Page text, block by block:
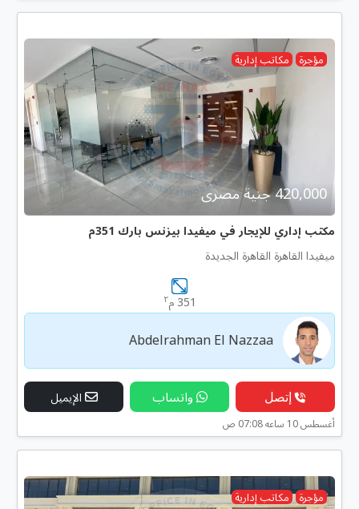
مؤجرة مكاتب إدارية
420,000 جنية مصرى
مكتب إداري للإيجار في ميفيدا بيزنس بارك 351م
ميفيدا القاهرة القاهرة الجديدة
351 م ٢
Abdelrahman El Nazzaa
إتصل واتساب الإيميل
أغسطس 10 ساعه 07:08 ص
مؤجرة مكاتب إدارية